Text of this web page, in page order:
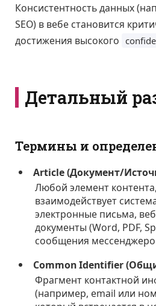
Консистентность данных
SEO) в вебе становится
достижения высокого
Детальный
Термины и
Article (Документ/
Любой элемент
взаимодействует
электронные письма,
документы (Word, PDF,
сообщения
Common Identifier
Фрагмент контактной
(например, email или